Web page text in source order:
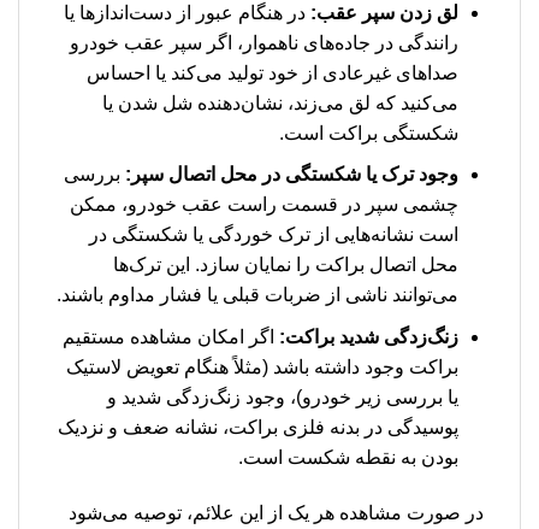
لق زدن سپر عقب: در هنگام عبور از دست‌اندازها یا
رانندگی در جاده‌های ناهموار، اگر سپر عقب خودرو
صداهای غیرعادی از خود تولید می‌کند یا احساس
می‌کنید که لق می‌زند، نشان‌دهنده شل شدن یا
شکستگی براکت است.
وجود ترک یا شکستگی در محل اتصال سپر: بررسی
چشمی سپر در قسمت راست عقب خودرو، ممکن
است نشانه‌هایی از ترک خوردگی یا شکستگی در
محل اتصال براکت را نمایان سازد. این ترک‌ها
می‌توانند ناشی از ضربات قبلی یا فشار مداوم باشند.
زنگ‌زدگی شدید براکت: اگر امکان مشاهده مستقیم
براکت وجود داشته باشد (مثلاً هنگام تعویض لاستیک
یا بررسی زیر خودرو)، وجود زنگ‌زدگی شدید و
پوسیدگی در بدنه فلزی براکت، نشانه ضعف و نزدیک
بودن به نقطه شکست است.
در صورت مشاهده هر یک از این علائم، توصیه می‌شود